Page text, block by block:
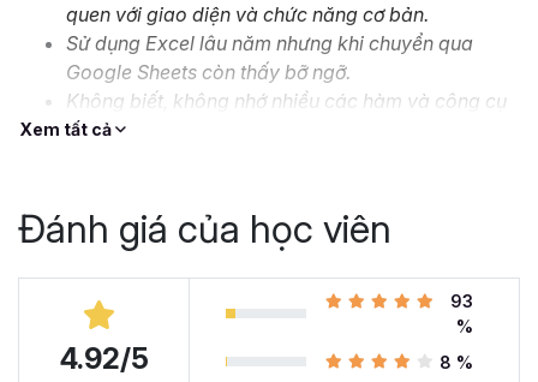
quen với giao diện và chức năng cơ bản.
Sử dụng Excel lâu năm nhưng khi chuyển qua
Google Sheets còn thấy bỡ ngỡ.
Không biết, không nhớ nhiều các hàm và công cụ
nâng cao.
….
Đó là lý do mà Gitiho cho ra mắt khóa họcGoogle Sheet
từ Cơ bản đến Nâng cao, công cụ thay thế Excel
bạn bắt đầu làm quen và ứng dụng thành thạo công cụ
này vào công việc. Cùng xem nhé!
Xem tất cả
Đánh giá của học viên
4.92/5
93
%
8 %